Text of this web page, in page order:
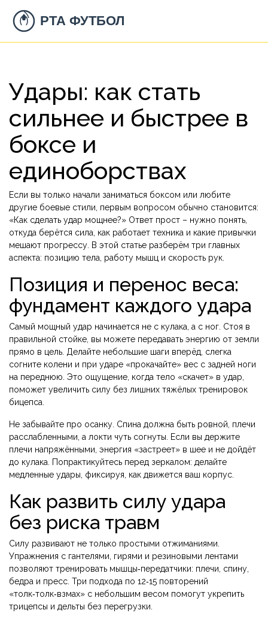
Удары: как стать
сильнее и быстрее в
боксе и
единоборствах
Если вы только начали заниматься боксом или любите
другие боевые стили, первым вопросом обычно становится:
«Как сделать удар мощнее?» Ответ прост – нужно понять,
откуда берётся сила, как работает техника и какие привычки
мешают прогрессу. В этой статье разберём три главных
аспекта: позицию тела, работу мышц и скорость рук.
Позиция и перенос веса:
фундамент каждого удара
Самый мощный удар начинается не с кулака, а с ног. Стоя в
правильной стойке, вы можете передавать энергию от земли
прямо в цель. Делайте небольшие шаги вперёд, слегка
согните колени и при ударе «прокачайте» вес с задней ноги
на переднюю. Это ощущение, когда тело «скачет» в удар,
поможет увеличить силу без лишних тяжёлых тренировок
бицепса.
Не забывайте про осанку. Спина должна быть ровной, плечи
расслабленными, а локти чуть согнуты. Если вы держите
плечи напряжёнными, энергия «застреет» в шее и не дойдёт
до кулака. Попрактикуйтесь перед зеркалом: делайте
медленные удары, фиксируя, как движется ваш корпус.
Как развить силу удара
без риска травм
Силу развивают не только простыми отжиманиями.
Упражнения с гантелями, гирями и резиновыми лентами
позволяют тренировать мышцы‑передатчики: плечи, спину,
бедра и пресс. Три подхода по 12‑15 повторений
«толк‑толк‑взмах» с небольшим весом помогут укрепить
трицепсы и дельты без перегрузки.